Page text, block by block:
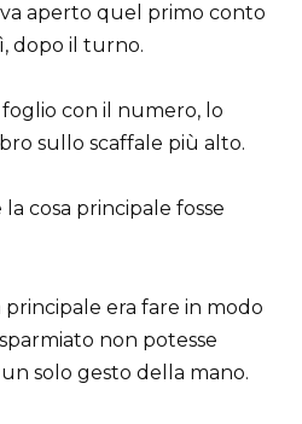
aperto quel primo conto
dopo il turno.
con il numero, lo
sullo scaffale più alto.
cosa principale fosse
principale era fare in modo
non potesse
solo gesto della mano.